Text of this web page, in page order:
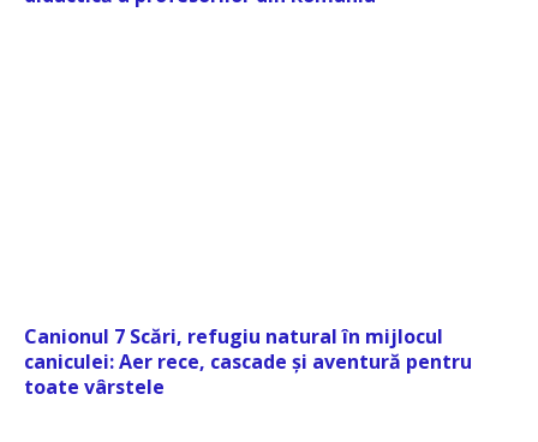
Canionul 7 Scări, refugiu natural în mijlocul
caniculei: Aer rece, cascade și aventură pentru
toate vârstele